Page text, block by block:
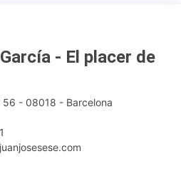
- El placer de
56 - 08018 - Barcelona